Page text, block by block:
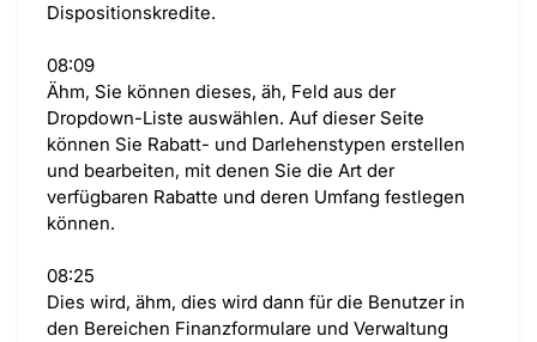
Dispositionskredite.
08:09
Ähm, Sie können dieses, äh, Feld aus der
Dropdown-Liste auswählen. Auf dieser Seite
können Sie Rabatt- und Darlehenstypen erstellen
und bearbeiten, mit denen Sie die Art der
verfügbaren Rabatte und deren Umfang festlegen
können.
08:25
Dies wird, ähm, dies wird dann für die Benutzer in
den Bereichen Finanzformulare und Verwaltung